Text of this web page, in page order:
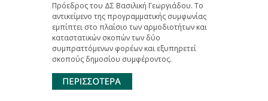
Πρόεδρος του ΔΣ Βασιλική Γεωργιάδου. Το
αντικείμενο της προγραμματικής συμφωνίας
εμπίπτει στο πλαίσιο των αρμοδιοτήτων και
καταστατικών σκοπών των δύο
συμπραττόμενων φορέων και εξυπηρετεί
σκοπούς δημοσίου συμφέροντος.